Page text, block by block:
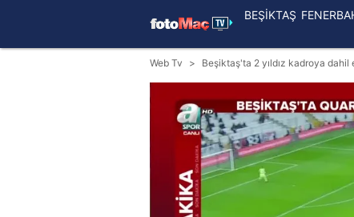
BEŞİKTAŞ
Web Tv Beşiktaş'ta 2 yıldız kadroya dahil